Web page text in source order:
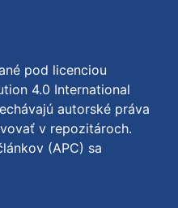
pod licenciou
4.0 International
autorské práva
v repozitároch.
(APC) sa